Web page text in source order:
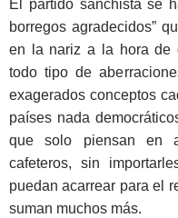
El partido sanchista se
borregos agradecidos”
en la nariz a la hora de
todo tipo de
exagerados conceptos
países nada
que solo piensan en
cafeteros, sin
puedan acarrear para el
suman muchos más.